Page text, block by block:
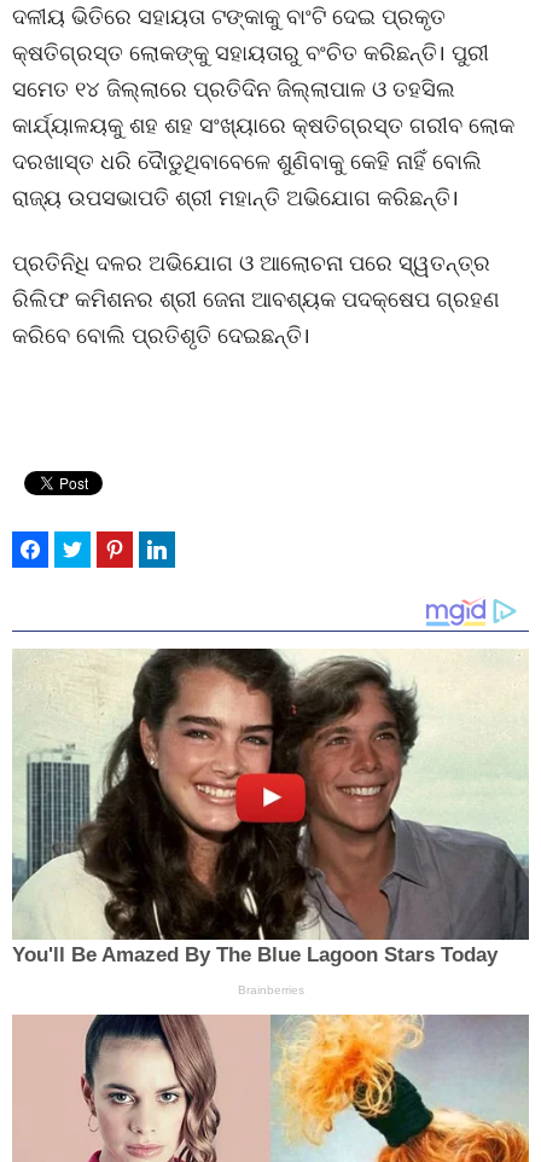
ଦଳୀୟ ଭିତିରେ ସହାୟତା ଟଙ୍କାକୁ ବାଂଟି ଦେଇ ପ୍ରକୃତ
କ୍ଷତିଗ୍ରସ୍ତ ଲୋକଙ୍କୁ ସହାୟତାରୁ ବଂଚିତ କରିଛନ୍ତି। ପୁରୀ
ସମେତ ୧୪ ଜିଲ୍ଲାରେ ପ୍ରତିଦିନ ଜିଲ୍ଲାପାଳ ଓ ତହସିଲ
କାର୍ଯ୍ୟାଳୟକୁ ଶହ ଶହ ସଂଖ୍ୟାରେ କ୍ଷତିଗ୍ରସ୍ତ ଗରୀବ ଲୋକ
ଦରଖାସ୍ତ ଧରି ଦୈାଡୁଥିବାବେଳେ ଶୁଣିବାକୁ କେହି ନାହିଁ ବୋଲି
ରାଜ୍ୟ ଉପସଭାପତି ଶ୍ରୀ ମହାନ୍ତି ଅଭିଯୋଗ କରିଛନ୍ତି।
ପ୍ରତିନିଧି ଦଳର ଅଭିଯୋଗ ଓ ଆଲୋଚନା ପରେ ସ୍ୱତନ୍ତ୍ର
ରିଲିଫ କମିଶନର ଶ୍ରୀ ଜେନା ଆବଶ୍ୟକ ପଦକ୍ଷେପ ଗ୍ରହଣ
କରିବେ ବୋଲି ପ୍ରତିଶୃତି ଦେଇଛନ୍ତି।